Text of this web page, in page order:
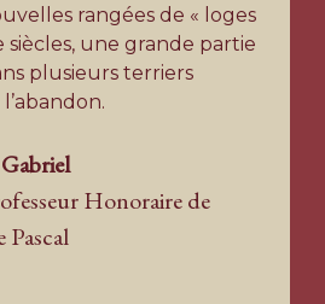
rangées de « loges
siècles, une grande partie
plusieurs terriers
l’abandon.
Honoraire de
Pascal